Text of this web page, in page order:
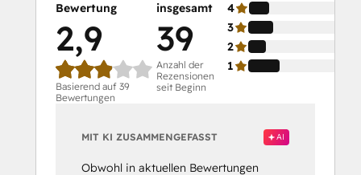
Bewertung
2,9
Basierend auf 39
Bewertungen
insgesamt
39
Anzahl der
Rezensionen
seit Beginn
4
3
2
1
MIT KI ZUSAMMENGEFASST AI
Obwohl in aktuellen Bewertungen